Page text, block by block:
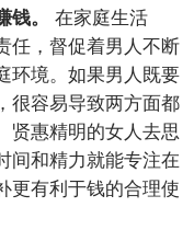
钱。 在家庭生活
任，督促着男人不断
环境。如果男人既要
很容易导致两方面都
贤惠精明的女人去思
间和精力就能专注在
更有利于钱的合理使